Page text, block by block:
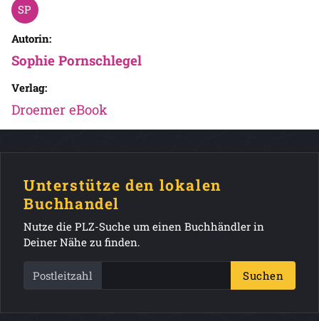
Autorin:
Sophie Pornschlegel
Verlag:
Droemer eBook
Unterstütze den lokalen
Buchhandel
Nutze die PLZ-Suche um einen Buchhändler in
Deiner Nähe zu finden.
Postleitzahl Suchen